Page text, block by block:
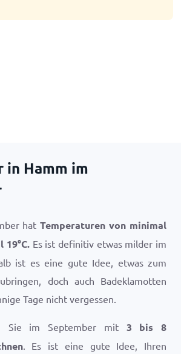
in Hamm im
hatTemperaturen von minimal
19°C. Es ist definitiv etwas milder im
ist es eine gute Idee, etwas zum
doch auch Badeklamotten
Tage nicht vergessen.
Sie im September mit 3 bis 8
. Es ist eine gute Idee, Ihren